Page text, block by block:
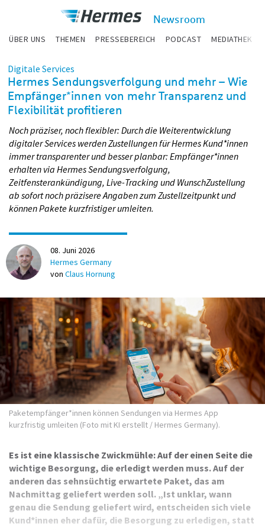
Newsroom
ÜBER UNS THEMEN PRESSEBEREICH PODCAST MEDIATHEK
Digitale Services
Hermes Sendungsverfolgung und mehr – Wie
Empfänger*innen von mehr Transparenz und
Flexibilität profitieren
Noch präziser, noch flexibler: Durch die Weiterentwicklung
digitaler Services werden Zustellungen für Hermes Kund*innen
immer transparenter und besser planbar: Empfänger*innen
erhalten via Hermes Sendungsverfolgung,
Zeitfensterankündigung, Live-Tracking und WunschZustellung
ab sofort noch präzisere Angaben zum Zustellzeitpunkt und
können Pakete kurzfristiger umleiten.
08. Juni 2026
Hermes Germany
von Claus Hornung
Paketempfänger*innen können Sendungen via Hermes App
kurzfristig umleiten (Foto mit KI erstellt / Hermes Germany).
Es ist eine klassische Zwickmühle: Auf der einen Seite die
wichtige Besorgung, die erledigt werden muss. Auf der
anderen das sehnsüchtig erwartete Paket, das am
Nachmittag geliefert werden soll. „Ist unklar, wann
genau die Sendung geliefert wird, entscheiden sich viele
Kund*innen eher dafür, die Besorgung zu erledigen, statt